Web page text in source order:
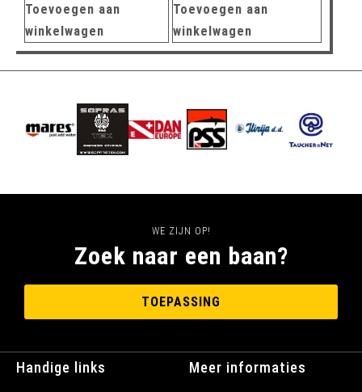
Toevoegen aan
winkelwagen
Toevoegen aan
winkelwagen
WE ZIJN OP!
Zoek naar een baan?
TOEPASSING
Handige links Meer informaties